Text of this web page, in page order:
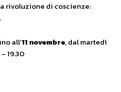
rivoluzione di coscienze:
all’11 novembre, dal martedì
19.30